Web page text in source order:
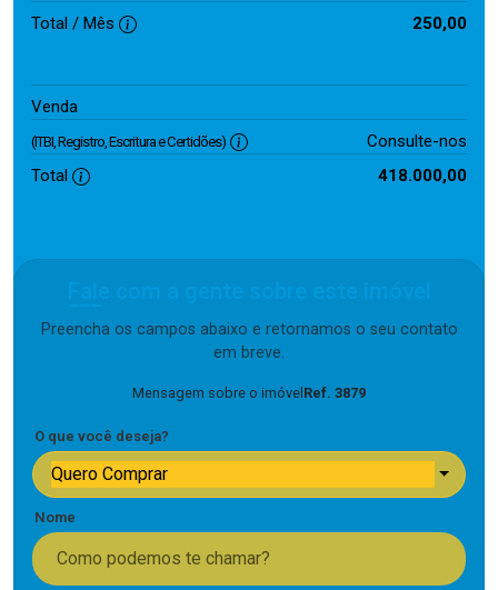
Total / Mês
250,00
Venda
(ITBI, Registro, Escritura e Certidões)
Consulte-nos
Total
418.000,00
Preencha os campos abaixo e retornamos o seu contato
em breve.
Mensagem sobre o imóvel Ref. 3879
O que você deseja?
Quero Comprar
Nome